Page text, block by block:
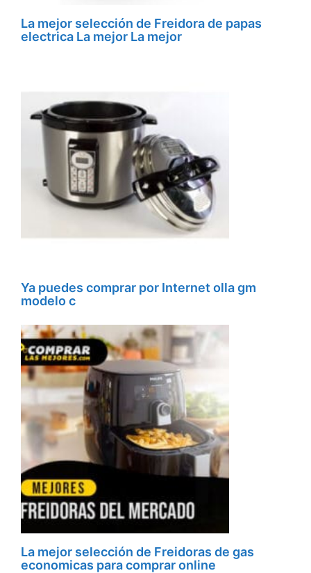
La mejor selección de Freidora de papas
electrica La mejor La mejor
Ya puedes comprar por Internet olla gm
modelo c
La mejor selección de Freidoras de gas
economicas para comprar online